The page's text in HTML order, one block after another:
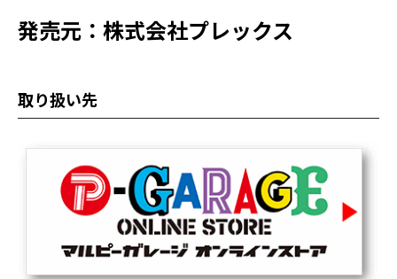
発売元：株式会社プレックス
取り扱い先